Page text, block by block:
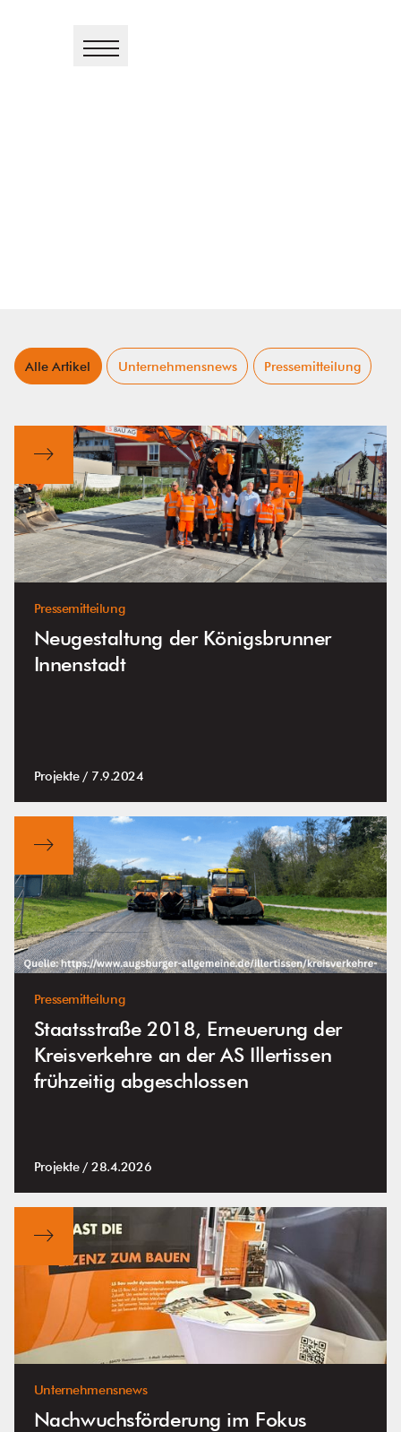
Alle Artikel Unternehmensnews Pressemitteilung
Pressemitteilung
Neugestaltung der Königsbrunner
Innenstadt
Projekte / 7.9.2024
Pressemitteilung
Staatsstraße 2018, Erneuerung der
Kreisverkehre an der AS Illertissen
frühzeitig abgeschlossen
Projekte / 28.4.2026
Unternehmensnews
Nachwuchsförderung im Fokus